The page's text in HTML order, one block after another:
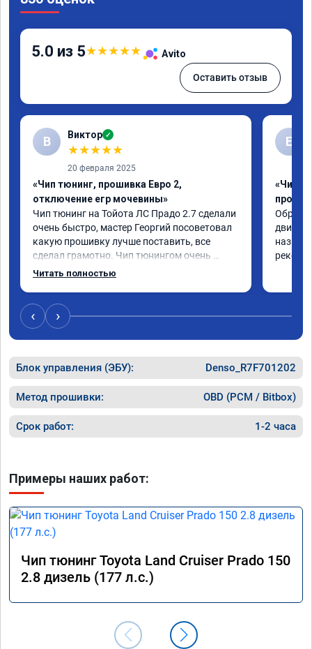
5.0 из 5★★★★★ Avito
Оставить отзыв
В Виктор ✓
★★★★★
20 февраля 2025
«Чип тюнинг, прошивка Евро 2,
отключение егр мочевины»
Чип тюнинг на Тойота ЛС Прадо 2.7 сделали
очень быстро, мастер Георгий посоветовал
какую прошивку лучше поставить, все
сделал грамотно. Чип тюнингом очень
доволен, машина ожила немного, отзыв на
работать лучше, пропали провалы. Расход
топлива остался таким же, но динамика
улучшилась. Советую этот сервис всем.
Читать полностью
Е
«Чип
‹ ›
Блок управления (ЭБУ): Denso_R7F701202
Метод прошивки: OBD (PCM / Bitbox)
Срок работ: 1-2 часа
Примеры наших работ:
Чип тюнинг Toyota Land Cruiser Prado 150
2.8 дизель (177 л.с.)